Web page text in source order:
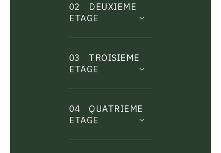
02
DEUXIEME
ETAGE
03
TROISIEME
ETAGE
04
QUATRIEME
ETAGE